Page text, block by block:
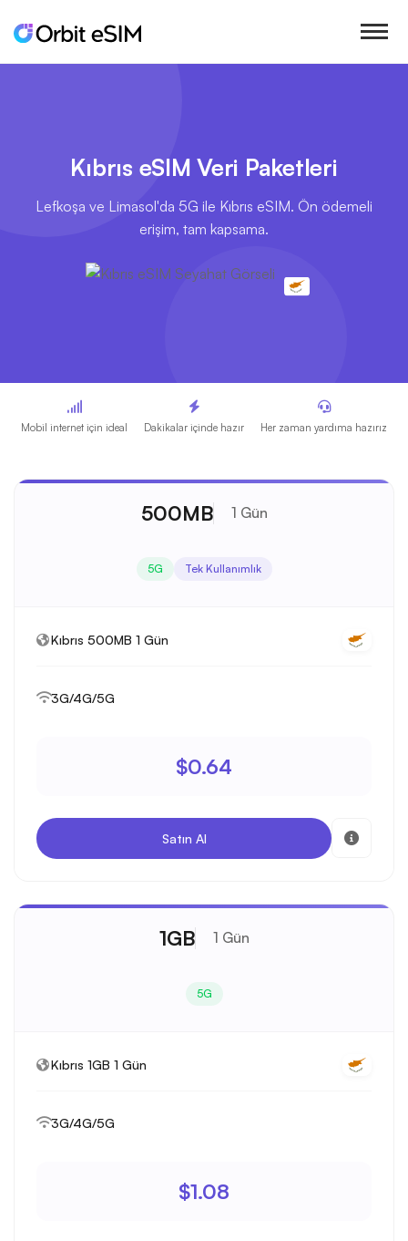
Kıbrıs eSIM Veri Paketleri
Lefkoşa ve Limasol'da 5G ile Kıbrıs eSIM. Ön ödemeli
erişim, tam kapsama.
Mobil internet için ideal Dakikalar içinde hazır Her zaman yardıma hazırız
500MB 1 Gün
5G Tek Kullanımlık
Kıbrıs 500MB 1 Gün
3G/4G/5G
$0.64
Satın Al
1GB 1 Gün
5G
Kıbrıs 1GB 1 Gün
3G/4G/5G
$1.08